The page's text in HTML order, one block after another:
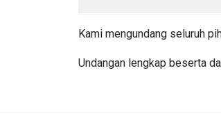
Kami mengundang seluruh
Undangan lengkap beserta